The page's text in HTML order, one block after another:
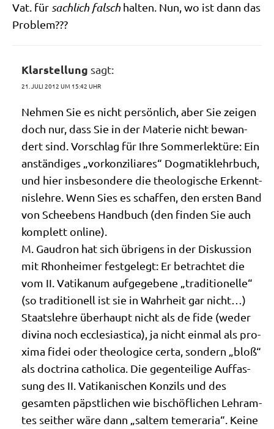
Vat. für sach­lich falsch hal­ten. Nun, wo ist dann das
Problem???
Klarstellung sagt:
21. JULI 2012 UM 15:42 UHR
Neh­men Sie es nicht per­sön­lich, aber Sie zei­gen
doch nur, dass Sie in der Mate­rie nicht bewan­
dert sind. Vor­schlag für Ihre Som­mer­lek­tü­re: Ein
anstän­di­ges „vor­kon­zi­lia­res“ Dog­ma­tik­lehr­buch,
und hier ins­be­son­de­re die theo­lo­gi­sche Erkennt­
nis­leh­re. Wenn Sies es schaf­fen, den ersten Band
von Sche­ebens Hand­buch (den fin­den Sie auch
kom­plett online).
M. Gau­dron hat sich übri­gens in der Dis­kus­si­on
mit Rhon­hei­mer fest­ge­legt: Er betrach­tet die
vom II. Vati­ka­num auf­ge­ge­be­ne „tra­di­tio­nel­le“
(so tra­di­tio­nell ist sie in Wahr­heit gar nicht…)
Staats­leh­re über­haupt nicht als de fide (weder
divina noch eccle­sia­sti­ca), ja nicht ein­mal als pro­
xi­ma fidei oder theo­lo­gice cer­ta, son­dern „bloß“
als doc­tri­na catho­li­ca. Die gegen­tei­li­ge Auf­fas­
sung des II. Vati­ka­ni­schen Kon­zils und des
gesam­ten päpst­li­chen wie bischöf­li­chen Lehr­am­
tes seit­her wäre dann „sal­tem temer­a­ria“. Kei­ne